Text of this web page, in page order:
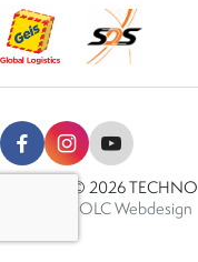
Copyright © 2026
OLC Webdesign